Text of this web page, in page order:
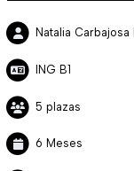
Natalia Carbajosa
ING B1
5 plazas
6 Meses